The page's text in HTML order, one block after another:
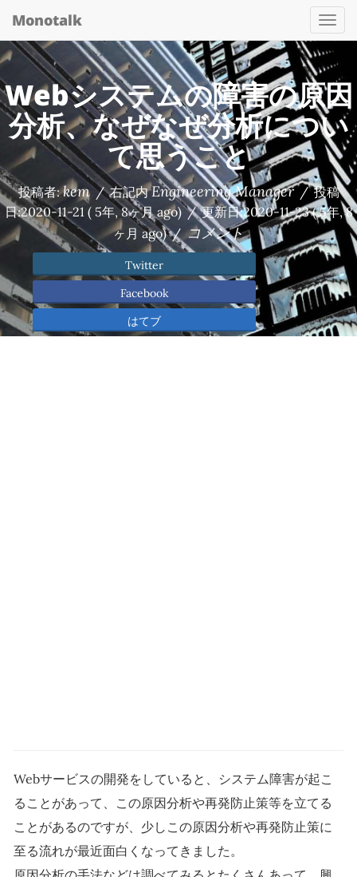
Monotalk
Webシステムの障害の原因
分析、なぜなぜ分析につい
て思うこと
投稿者:kem / 右記内Engineering Manager / 投稿
日:2020-11-21( 5年, 8ヶ月 ago) / 更新日:2020-11-23( 5年, 8
ヶ月 ago) / コメント
Twitter
Facebook
はてブ
Webサービスの開発をしていると、システム障害が起こ
ることがあって、この原因分析や再発防止策等を立てる
ことがあるのですが、少しこの原因分析や再発防止策に
至る流れが最近面白くなってきました。